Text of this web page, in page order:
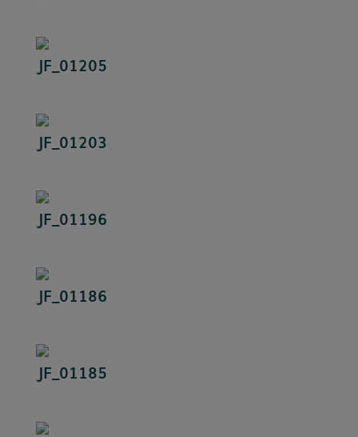
JF_01205
JF_01203
JF_01196
JF_01186
JF_01185